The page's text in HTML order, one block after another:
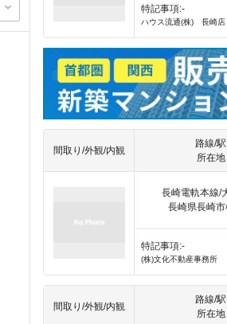
特記事項:-
ハウス流通(株) 長崎店
間取り/外観/内観
路線/駅
所在地
長崎電軌本線/
長崎県長崎
特記事項:-
(株)文化不動産事務所
間取り/外観/内観
路線/駅
所在地